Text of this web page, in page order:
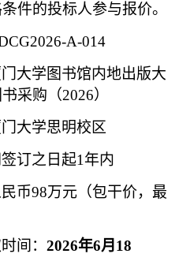
件的投标人参与报价。
A-014
大学图书馆内地出版大
采购（2026）
大学思明校区
订之日起1 年内
币98万元（包干价，最
间： 2026年6月 18